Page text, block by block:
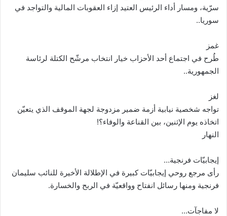
سرّية، ومسار أداء الرئيس العتيد إزاء العقوبات المالية والتواجد في
سوريا..
غمز
طُرح في اجتماع أحد الأحزاب خيار انتخاب مرشّح الكتلة لرئاسة
الجمهورية..
لغز
تواجه شخصية نيابية أزمة ضمير مزدوجة لجهة الموقف الذي يتعيّن
اتخاذه يوم الإثنين، بين القناعة والوفاء؟!
النهار
إيجابيّات فرنجية…
رأى مرجع روحي إيجابيّات كبيرة في الإطلالة الأخيرة للنائب سليمان
فرنجية ومنها رسائل انفتاح وواقعيّة في الربح والخسارة.
لا مفاجآت…